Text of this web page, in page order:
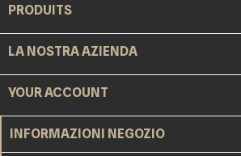
PRODUITS
LA NOSTRA AZIENDA
YOUR ACCOUNT
INFORMAZIONI NEGOZIO